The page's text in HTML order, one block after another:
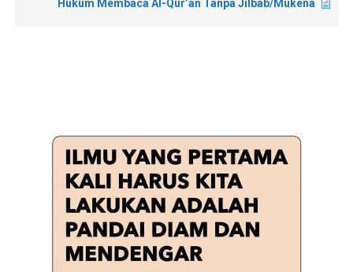
Hukum Membaca Al-Qur’an Tanpa Jilbab/Mukena